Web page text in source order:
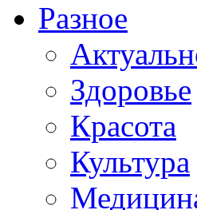
Разное
Здоровье
Красота
Культура